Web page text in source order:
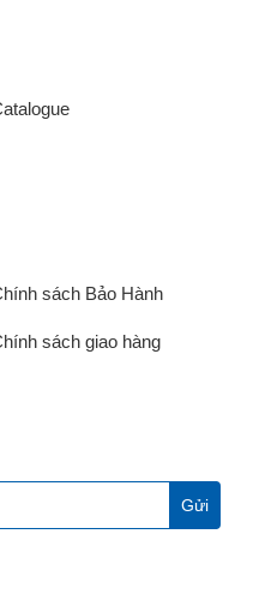
sách Bảo Hành
sách giao hàng